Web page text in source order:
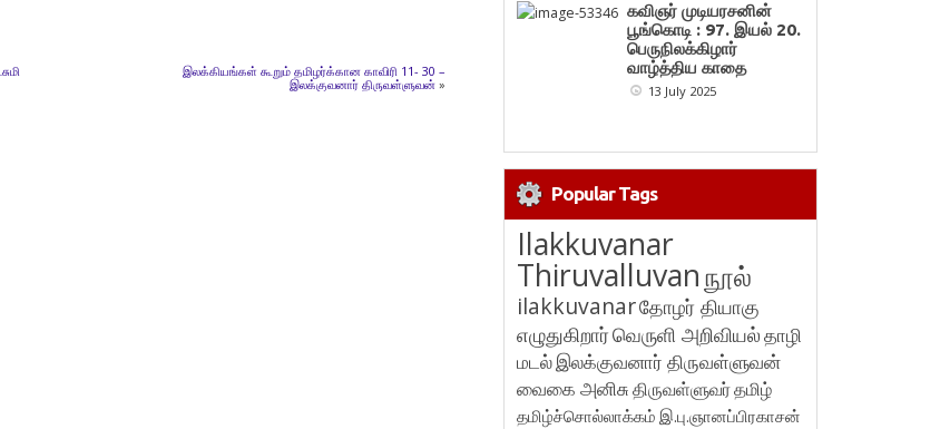
இலக்கியங்கள் கூறும் தமிழர்க்கான காவிரி 11- 30 –
இலக்குவனார் திருவள்ளுவன் »
கவிஞர் முடியரசனின்
பூங்கொடி : 97. இயல் 20.
பெருநிலக்கிழார்
வாழ்த்திய காதை
13 July 2025
Popular Tags
Ilakkuvanar
Thiruvalluvanநூல்
ilakkuvanarதோழர் தியாகு
எழுதுகிறார்வெருளி அறிவியல்தாழி
மடல்இலக்குவனார் திருவள்ளுவன்
வைகை அனிசுதிருவள்ளுவர்தமிழ்
தமிழ்ச்சொல்லாக்கம் இ.பு.ஞானப்பிரகாசன்